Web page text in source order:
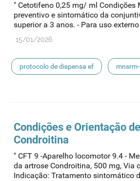
" Cetotifeno 0,25 mg/ ml Condições
preventivo e sintomático da
superior a 3 anos. - Para uso
15/01/2026
protocolo de dispensa ef
Condições e Orientação
Condroitina
" CFT 9 -Aparelho locomotor 9.4 -
da artrose Condroitina, 500 mg, Via
Indicação: Tratamento sintomático